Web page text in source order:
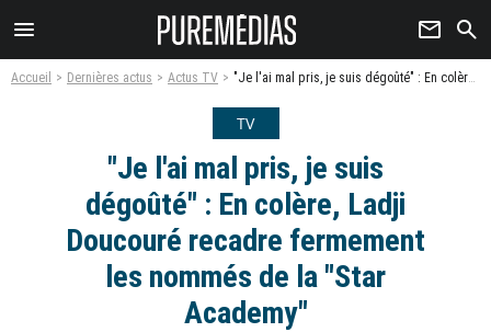
menu newsletter search
Accueil Dernières actus Actus TV "Je l'ai mal pris, je suis dégoûté" : En colère, Ladji Doucouré recadre fermement les nommés de la "Star Academy"
TV
"Je l'ai mal pris, je suis
dégoûté" : En colère, Ladji
Doucouré recadre fermement
les nommés de la "Star
Academy"